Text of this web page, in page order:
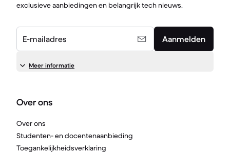
exclusieve aanbiedingen en belangrijk tech nieuws.
E-mailadres Aanmelden
Meer informatie
Over ons
Over ons
Studenten- en docentenaanbieding
Toegankelijkheidsverklaring